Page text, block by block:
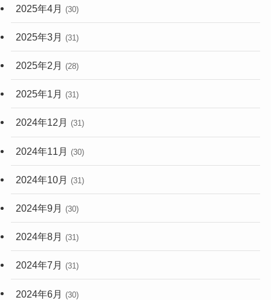
2025年4月 (30)
2025年3月 (31)
2025年2月 (28)
2025年1月 (31)
2024年12月 (31)
2024年11月 (30)
2024年10月 (31)
2024年9月 (30)
2024年8月 (31)
2024年7月 (31)
2024年6月 (30)